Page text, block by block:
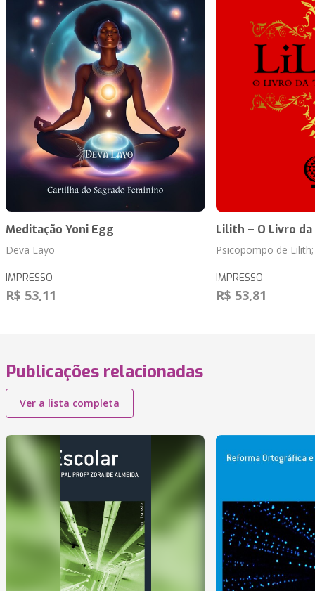
Meditação Yoni Egg
Deva Layo
IMPRESSO
R$ 53,11
Lilith – O Livro
Psicopompo de
IMPRESSO
R$ 53,81
Publicações relacionadas
Ver a lista completa